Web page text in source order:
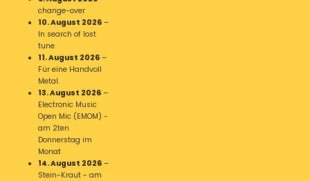
change-over
10. August 2026 –
In search of lost
tune
11. August 2026 –
Für eine Handvoll
Metal.
13. August 2026 –
Electronic Music
Open Mic (EMOM) -
am 2ten
Donnerstag im
Monat
14. August 2026 –
Stein-Kraut - am